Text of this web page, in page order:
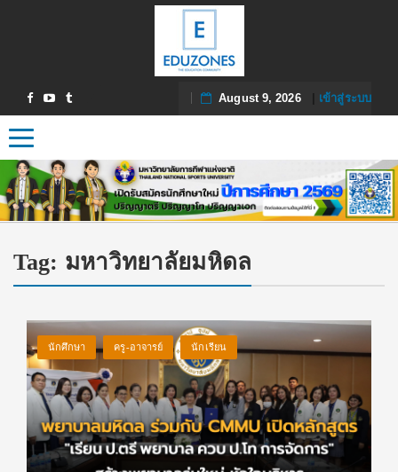
August 9, 2026| เข้าสู่ระบบ
Toggle navigation
Tag: มหาวิทยาลัยมหิดล
นักศึกษา ครู-อาจารย์ นักเรียน